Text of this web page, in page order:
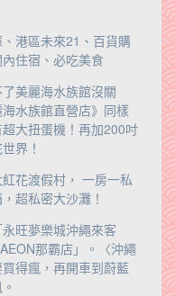
港區未來21、百貨購
住宿、必吃美食
了美麗海水族館沒關
水族館直營店》同樣
大扭蛋機！再加200吋
界！
紅花渡假村， 一房一私
超私密大沙灘！
永旺夢樂城沖繩來客
那霸店」。〈沖繩
得瘋，再開車到蔚藍